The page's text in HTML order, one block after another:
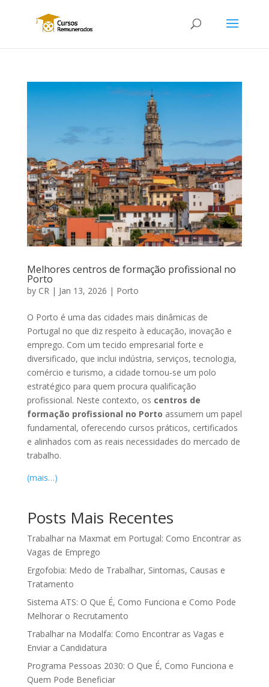
Melhores centros de formação profissional no
Porto
by CR | Jan 13, 2026 | Porto
O Porto é uma das cidades mais dinâmicas de
Portugal no que diz respeito à educação, inovação e
emprego. Com um tecido empresarial forte e
diversificado, que inclui indústria, serviços, tecnologia,
comércio e turismo, a cidade tornou‑se um polo
estratégico para quem procura qualificação
profissional. Neste contexto, os centros de
formação profissional no Porto assumem um papel
fundamental, oferecendo cursos práticos, certificados
e alinhados com as reais necessidades do mercado de
trabalho.
(mais…)
Posts Mais Recentes
Trabalhar na Maxmat em Portugal: Como Encontrar as
Vagas de Emprego
Ergofobia: Medo de Trabalhar, Sintomas, Causas e
Tratamento
Sistema ATS: O Que É, Como Funciona e Como Pode
Melhorar o Recrutamento
Trabalhar na Modalfa: Como Encontrar as Vagas e
Enviar a Candidatura
Programa Pessoas 2030: O Que É, Como Funciona e
Quem Pode Beneficiar